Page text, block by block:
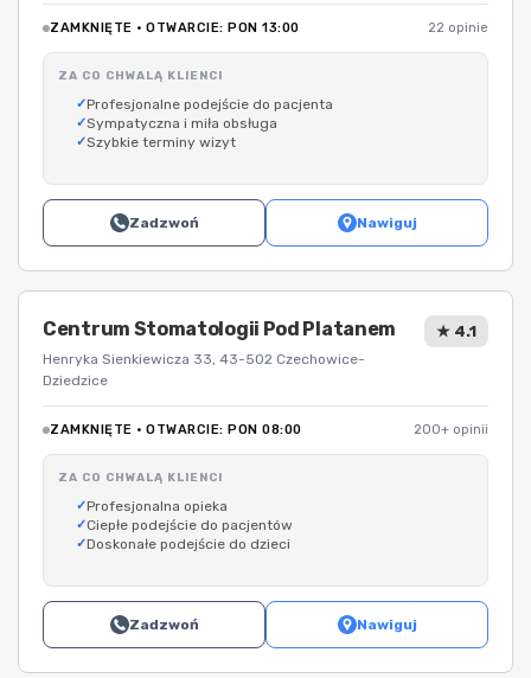
ZAMKNIĘTE · OTWARCIE: PON 13:00 22 opinie
ZA CO CHWALĄ KLIENCI
Profesjonalne podejście do pacjenta
Sympatyczna i miła obsługa
Szybkie terminy wizyt
Zadzwoń Nawiguj
Centrum Stomatologii Pod Platanem
Henryka Sienkiewicza 33, 43-502 Czechowice-
Dziedzice
★ 4.1
ZAMKNIĘTE · OTWARCIE: PON 08:00 200+ opinii
ZA CO CHWALĄ KLIENCI
Profesjonalna opieka
Ciepłe podejście do pacjentów
Doskonałe podejście do dzieci
Zadzwoń Nawiguj